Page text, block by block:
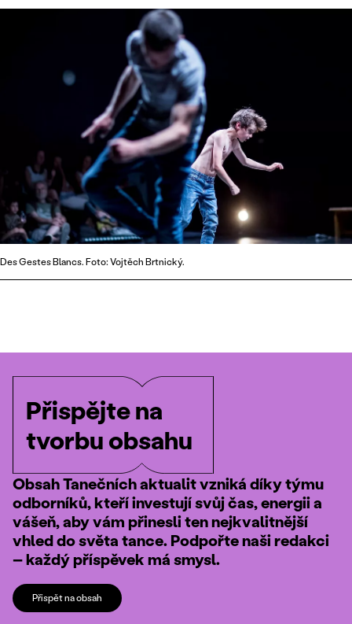
Des Gestes Blancs. Foto: Vojtěch Brtnický.
Přispějte na
tvorbu obsahu
Obsah Tanečních aktualit vzniká díky týmu
odborníků, kteří investují svůj čas, energii a
vášeň, aby vám přinesli ten nejkvalitnější
vhled do světa tance. Podpořte naši redakci
– každý příspěvek má smysl.
Přispět na obsah